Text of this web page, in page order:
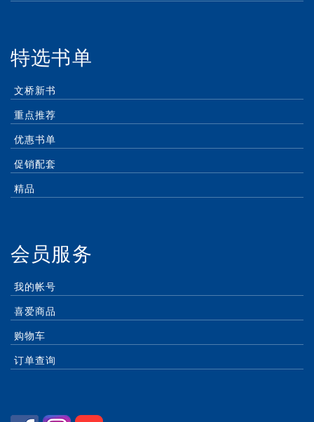
特选书单
文桥新书
重点推荐
优惠书单
促销配套
精品
会员服务
我的帐号
喜爱商品
购物车
订单查询